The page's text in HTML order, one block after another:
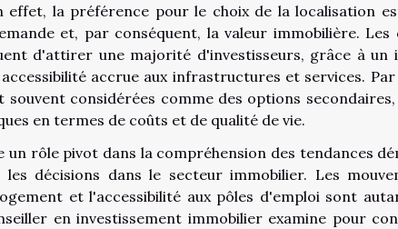
la préférence pour le choix de la localisation
et, par conséquent, la valeur immobilière. Les
d'attirer une majorité d'investisseurs, grâce à un
accrue aux infrastructures et services.
considérées comme des options
en termes de coûts et de qualité de vie.
un rôle pivot dans la compréhension des tendances
décisions dans le secteur immobilier. Les
et l'accessibilité aux pôles d'emploi sont
en investissement immobilier examine pour